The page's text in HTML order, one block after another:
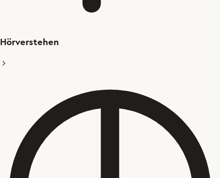
Hörverstehen